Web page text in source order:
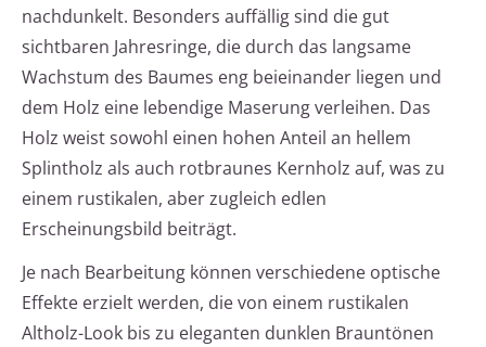
nachdunkelt. Besonders auffällig sind die gut
sichtbaren Jahresringe, die durch das langsame
Wachstum des Baumes eng beieinander liegen und
dem Holz eine lebendige Maserung verleihen. Das
Holz weist sowohl einen hohen Anteil an hellem
Splintholz als auch rotbraunes Kernholz auf, was zu
einem rustikalen, aber zugleich edlen
Erscheinungsbild beiträgt.
Je nach Bearbeitung können verschiedene optische
Effekte erzielt werden, die von einem rustikalen
Altholz-Look bis zu eleganten dunklen Brauntönen